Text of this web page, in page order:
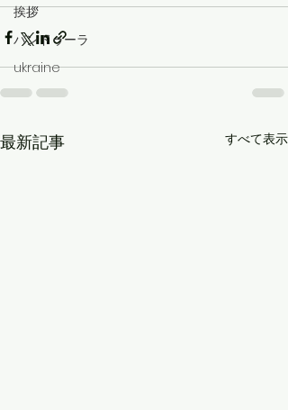
挨拶
バンドゥーラ
ukraine
最新記事 すべて表示